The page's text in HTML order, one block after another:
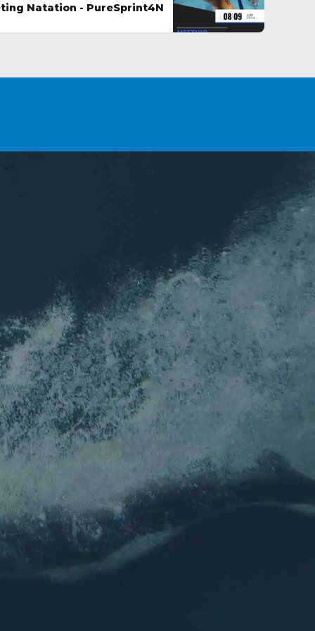
Natation - PureSprint4N
NEWSLETTER
louper de l'actu de l'association !
Nom*
Prénom
Nom
E-mail*
E-mail